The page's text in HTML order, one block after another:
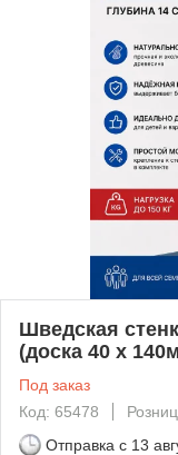
Шведская
(доска 40 х
Под заказ
Код: 65478
Отправка с 13